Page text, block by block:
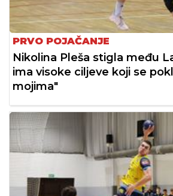
PRVO POJAČANJE
Nikolina Pleša stigla među
ima visoke ciljeve koji se
mojima"